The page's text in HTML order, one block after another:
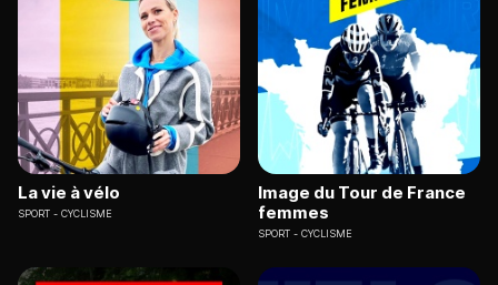
La vie à vélo
SPORT CYCLISME
Image du Tour de France
femmes
SPORT CYCLISME